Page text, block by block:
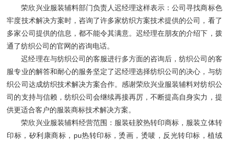
荣欣兴业服装辅料部门负责人迟经理这样表示：公司寻找商标色
牢度技术解决方案时，咨询了许多家纺织方案技术提供的公司，看了
多家公司提供的信息，都不能令其满意。迟经理在朋友的介绍下，拨
通了纺织公司的官网的咨询电话。
迟经理在与纺织公司的客服进行多方面的咨询后，纺织公司的客
服专业的解答和耐心的服务坚定了迟经理选择纺织公司的决心，与纺
织公司达成纺织技术解决方案合作。感谢荣欣兴业服装辅料对纺织公
司的支持与信赖，纺织公司会继续再接再厉，不断提高自身实力，提
供更适合客户的服装商标技术解决方案。
荣欣兴业服装辅料经营范围：服装硅胶热转印商标，服装立体转
印标，矽利康商标，pu热转印标，烫画，烫唛，反光转印标，植绒